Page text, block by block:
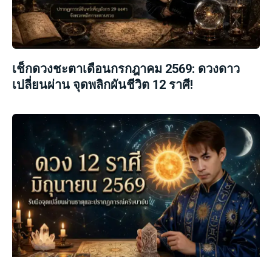
เช็กดวงชะตาเดือนกรกฎาคม 2569: ดวงดาว
เปลี่ยนผ่าน จุดพลิกผันชีวิต 12 ราศี!